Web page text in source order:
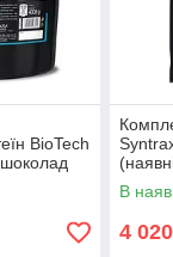
BioTech
В
4 020